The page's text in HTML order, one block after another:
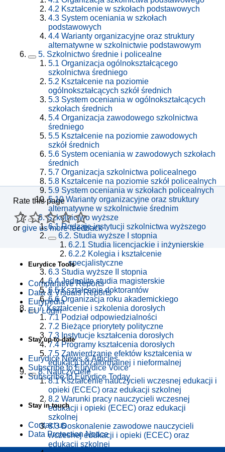
4.2 Kształcenie w szkołach podstawowych
4.3 System oceniania w szkołach
podstawowych
4.4 Warianty organizacyjne oraz struktury
alternatywne w szkolnictwie podstawowym
5. Szkolnictwo średnie i policealne
5.1 Organizacja ogólnokształcącego
szkolnictwa średniego
5.2 Kształcenie na poziomie
ogólnokształcących szkół średnich
5.3 System oceniania w ogólnokształcących
szkołach średnich
5.4 Organizacja zawodowego szkolnictwa
średniego
5.5 Kształcenie na poziomie zawodowych
szkół średnich
5.6 System oceniania w zawodowych szkołach
średnich
5.7 Organizacja szkolnictwa policealnego
5.8 Kształcenie na poziomie szkół policealnych
5.9 System oceniania w szkołach policealnych
5.10 Warianty organizacyjne oraz struktury
alternatywne w szkolnictwie średnim
6.Szkolnictwo wyższe
6.1 Rodzaje instytucji szkolnictwa wyższego
6.2. Studia wyższe I stopnia
6.2.1 Studia licencjackie i inżynierskie
6.2.2 Kolegia i kształcenie
specjalistyczne
6.3 Studia wyższe II stopnia
6.4 Jednolite studia magisterskie
6.5 Kształcenie doktorantów
6.6 Organizacja roku akademickiego
7.Kształcenie i szkolenia dorosłych
7.1 Podział odpowiedzialności
7.2 Bieżące priorytety polityczne
7.3 Instytucje kształcenia dorosłych
7.4 Programy kształcenia dorosłych
7.5 Zatwierdzanie efektów kształcenia w
edukacji pozaformalnej i nieformalnej
8.Nauczyciele
8.1 Kształcenie nauczycieli wczesnej edukacji i
opieki (ECEC) oraz edukacji szkolnej
8.2 Warunki pracy nauczycieli wczesnej
edukacji i opieki (ECEC) oraz edukacji
szkolnej
8.3 Doskonalenie zawodowe nauczycieli
wczesnej edukacji i opieki (ECEC) oraz
edukacji szkolnej
Rate this page
or give us more feedback
Eurydice Tools
Comparative Reports
Data & Visuals Reports
Eurypedia
EU Login
Stay up-to-date
Eurydice News & Articles
Subscribe to Eurydice Voice
Subscribe to Eurydice Today
Stay in touch
Contact us
Data Protection Notice